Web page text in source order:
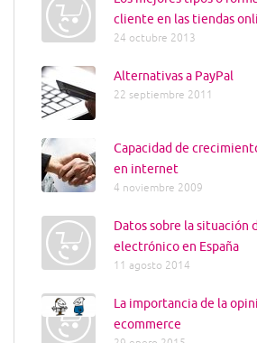
cliente en las tiendas
24 octubre 2013
Alternativas a PayPal
22 septiembre 2011
Capacidad de
en internet
4 noviembre 2009
Datos sobre la situación
electrónico en España
11 agosto 2014
La importancia de la
ecommerce